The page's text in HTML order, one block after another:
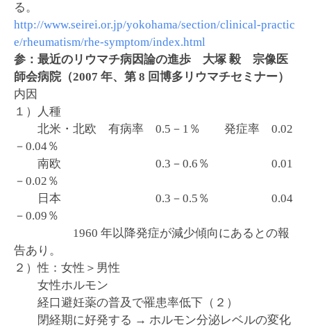
る。
http://www.seirei.or.jp/yokohama/section/clinical-practic
e/rheumatism/rhe-symptom/index.html
参：最近のリウマチ病因論の進歩 大塚 毅 宗像医
師会病院（2007 年、第 8 回博多リウマチセミナー）
内因
１）人種
北米・北欧 有病率 0.5－1％ 発症率 0.02
－0.04％
南欧 0.3－0.6％ 0.01
－0.02％
日本 0.3－0.5％ 0.04
－0.09％
1960 年以降発症が減少傾向にあるとの報
告あり。
２）性：女性＞男性
女性ホルモン
経口避妊薬の普及で罹患率低下（２）
閉経期に好発する → ホルモン分泌レベルの変化